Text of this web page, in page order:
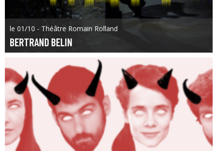
le 01/10 - Théâtre Romain Rolland
BERTRAND BELIN